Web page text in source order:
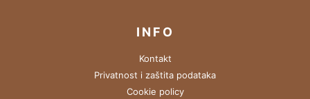
INFO
Kontakt
Privatnost i zaštita podataka
Cookie policy